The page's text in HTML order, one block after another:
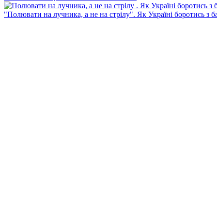
"Полювати на лучника, а не на стрілу". Як Україні боротись з